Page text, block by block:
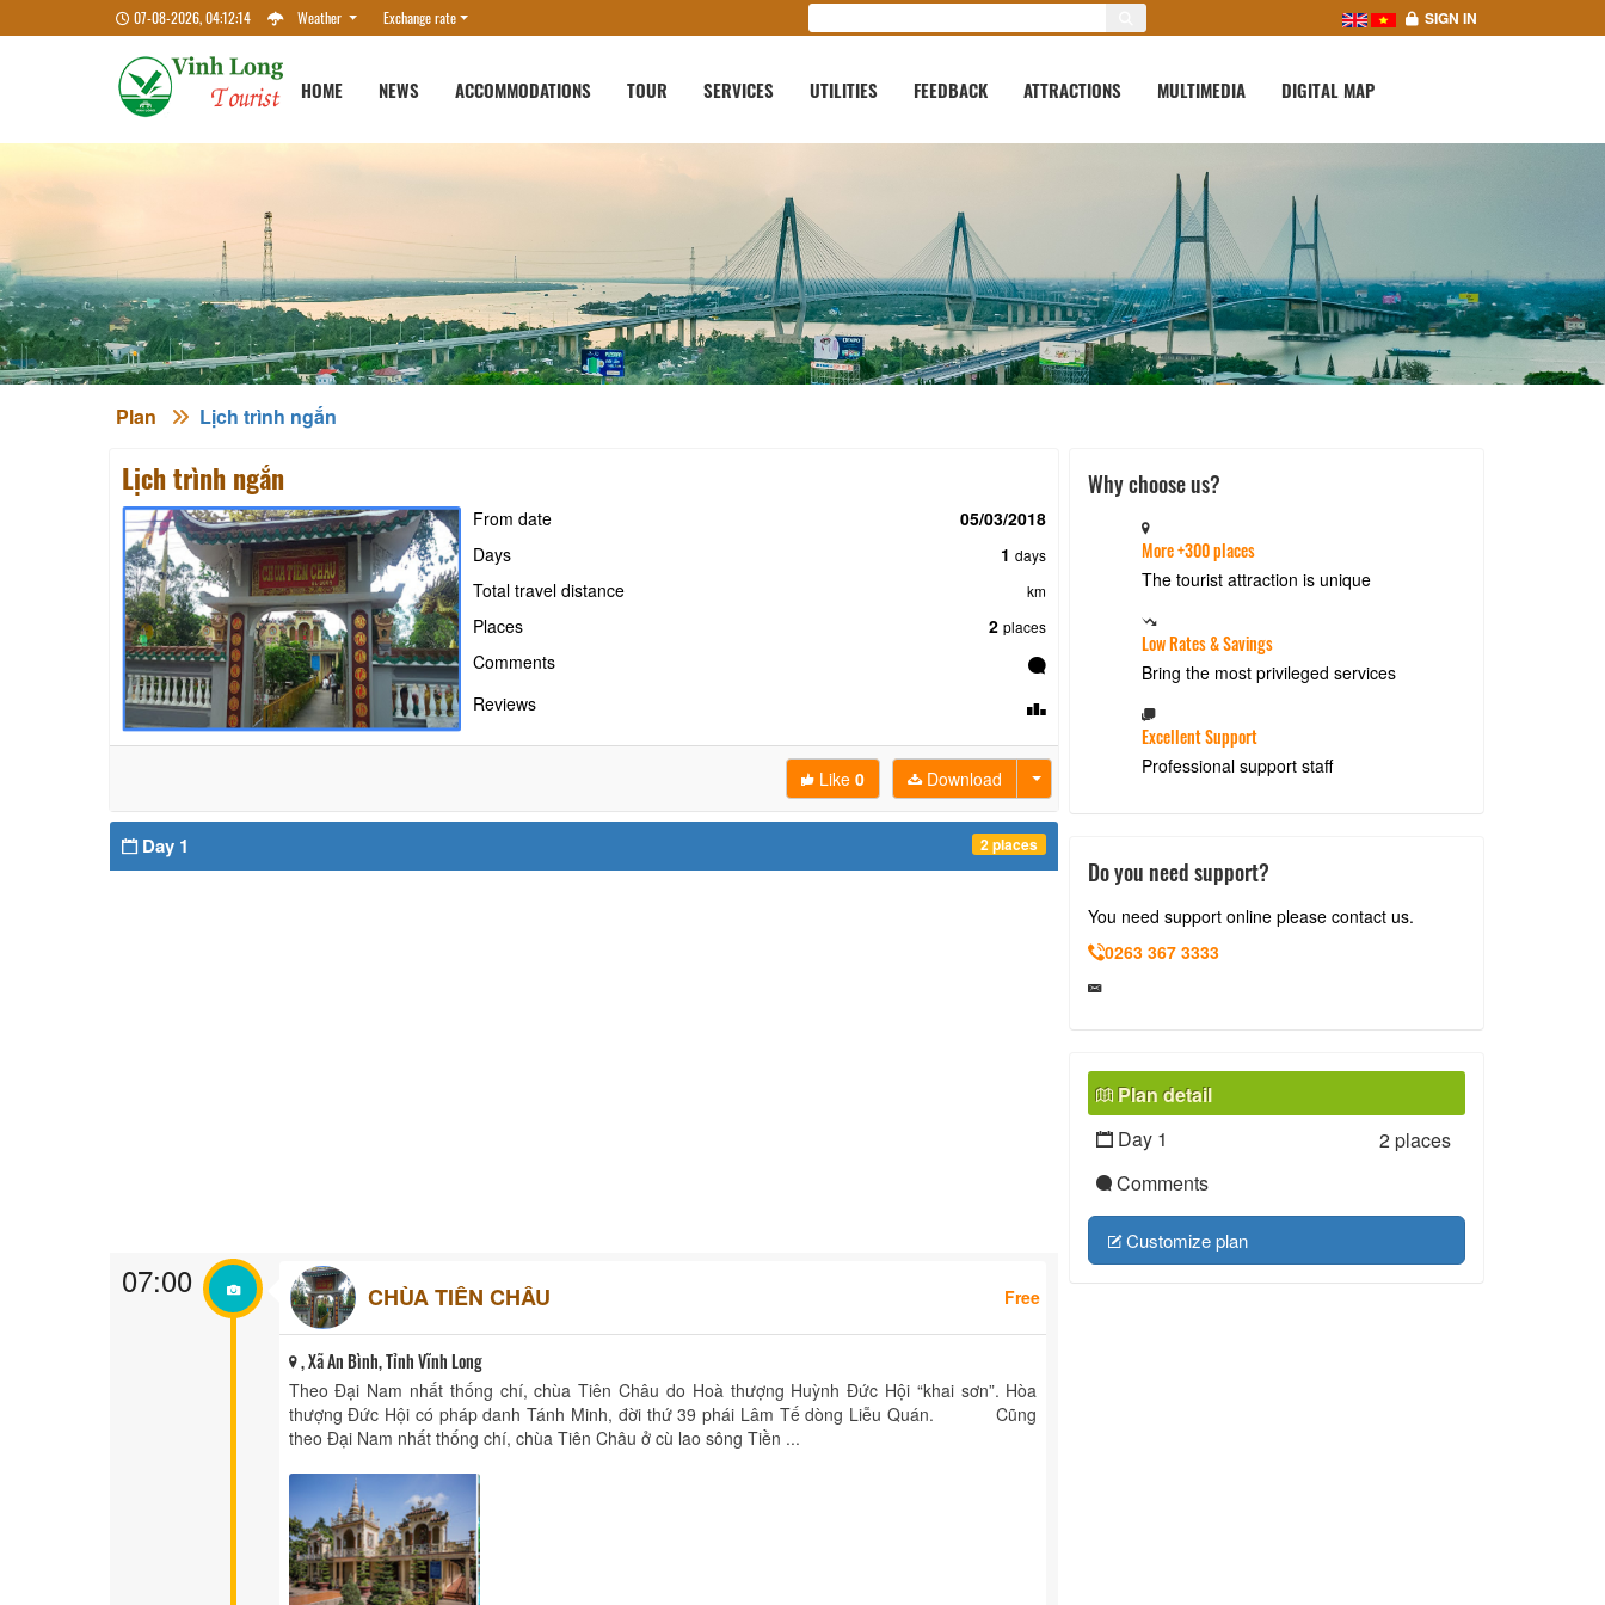
07-08-2026, 04:12:15 Weather Exchange rate SIGN IN
HOME NEWS ACCOMMODATIONS TOUR SERVICES UTILITIES FEEDBACK ATTRACTIONS MULTIMEDIA DIGITAL MAP
Plan Lịch trình ngắn
Lịch trình ngắn
From date
05/03/2018
Days
1 days
Total travel distance km
Places 2 places
Comments
Reviews
Download
Like 0
Day 1 2 places
07:00 CHÙA TIÊN CHÂU Free
, Xã An Bình, Tỉnh Vĩnh Long
Theo Đại Nam nhất thống chí, chùa Tiên Châu do Hoà thượng Huỳnh Đức Hội “khai sơn”. Hòa
thượng Đức Hội có pháp danh Tánh Minh, đời thứ 39 phái Lâm Tế dòng Liễu Quán. Cũng
theo Đại Nam nhất thống chí, chùa Tiên Châu ở cù lao sông Tiền ...
Why choose us?
More +300 places
The tourist attraction is unique
Low Rates & Savings
Bring the most privileged services
Excellent Support
Professional support staff
Do you need support?
You need support online please contact us.
0263 367 3333
Plan detail
Day 1
2 places
Comments
Customize plan